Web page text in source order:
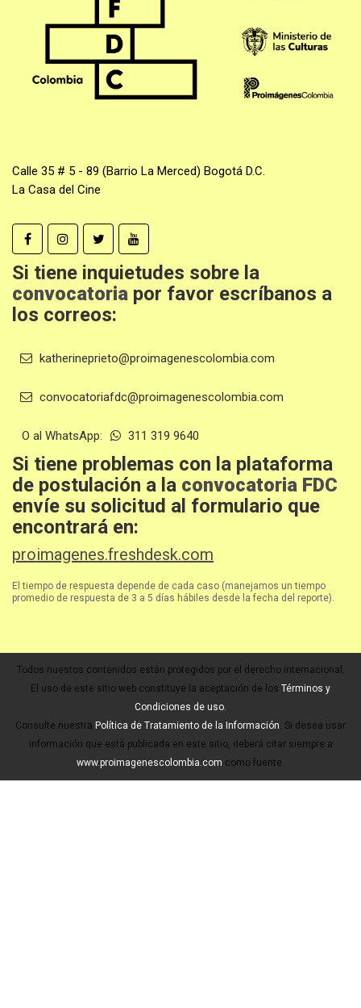
Calle 35 # 5 - 89 (Barrio La Merced) Bogotá D.C.
La Casa del Cine
Si tiene inquietudes sobre la
convocatoria por favor escríbanos a
los correos:
katherineprieto@proimagenescolombia.com
convocatoriafdc@proimagenescolombia.com
O al WhatsApp: 311 319 9640
Si tiene problemas con la plataforma
de postulación a la convocatoria FDC
envíe su solicitud al formulario que
encontrará en:
proimagenes.freshdesk.com
El tiempo de respuesta depende de cada caso (manejamos un tiempo
promedio de respuesta de 3 a 5 días hábiles desde la fecha del reporte).
Todos nuestos contenidos están protegidos por el derecho internacional.
El uso de este sitio web constituye la aceptación de los Términos y
Condiciones de uso.
Consulte nuestra Política de Tratamiento de la Información. Si desea usar
información que está publicada en este sitio, deberá citar siempre a
www.proimagenescolombia.com como fuente.